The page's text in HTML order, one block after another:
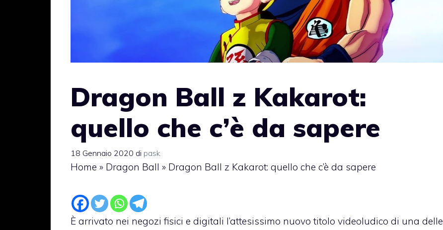
Dragon Ball z Kakarot:
quello che c’è da sapere
18 Gennaio 2020 di pask
Home » Dragon Ball » Dragon Ball z Kakarot: quello che c’è da sapere
È arrivato nei negozi fisici e digitali l’attesissimo nuovo titolo videoludico di una delle